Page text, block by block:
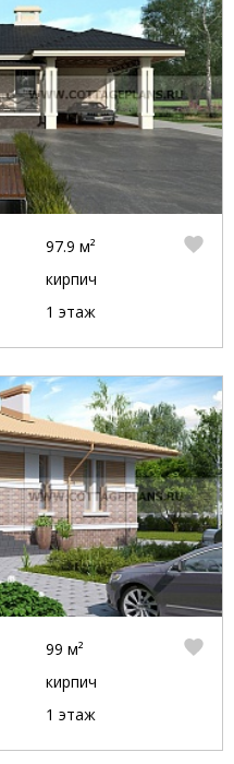
97.9 м²
кирпич
1 этаж
99 м²
кирпич
1 этаж